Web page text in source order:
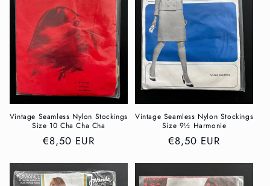
Vintage Seamless Nylon Stockings
Size 10 Cha Cha Cha
Normaler
€8,50 EUR
Vintage Seamless Nylon Stockings
Size 9½ Harmonie
Normaler
€8,50 EUR